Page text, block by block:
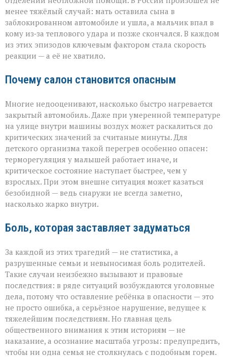
менее тяжёлый случай: мать оставила сына в
заблокированном автомобиле и ушла, а мальчик впал в
кому из‑за теплового удара и позже скончался. В каждом
из этих эпизодов ключевым фактором стала скорость
реакции — а её не хватило.
Почему салон становится опасным
Многие недооценивают, насколько быстро нагревается
закрытый автомобиль. Даже при умеренной температуре
на улице внутри машины воздух может раскалиться до
критических значений за считаные минуты. Для
детского организма такой перегрев особенно опасен:
терморегуляция у малышей работает иначе, и
критическое состояние наступает быстрее, чем у
взрослых. При этом внешне ситуация может казаться
безобидной — ведь снаружи не всегда заметно,
насколько жарко внутри.
Боль, которая заставляет задуматься
За каждой из этих трагедий — не статистика, а
разрушенные семьи и невыносимая боль родителей.
Такие случаи неизбежно вызывают и правовые
последствия: в ряде ситуаций возбуждаются уголовные
дела, потому что оставление ребёнка в опасности — это
не просто ошибка, а серьёзное нарушение, ведущее к
тяжелейшим последствиям. Но главная цель
общественного внимания к этим историям — не
наказание, а осознание масштаба угрозы: предупредить,
чтобы ни одна семья не столкнулась с подобным горем.